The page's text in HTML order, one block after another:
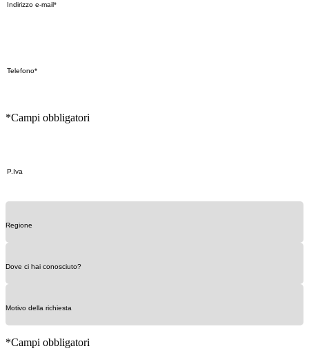
*Campi obbligatori
*Campi obbligatori